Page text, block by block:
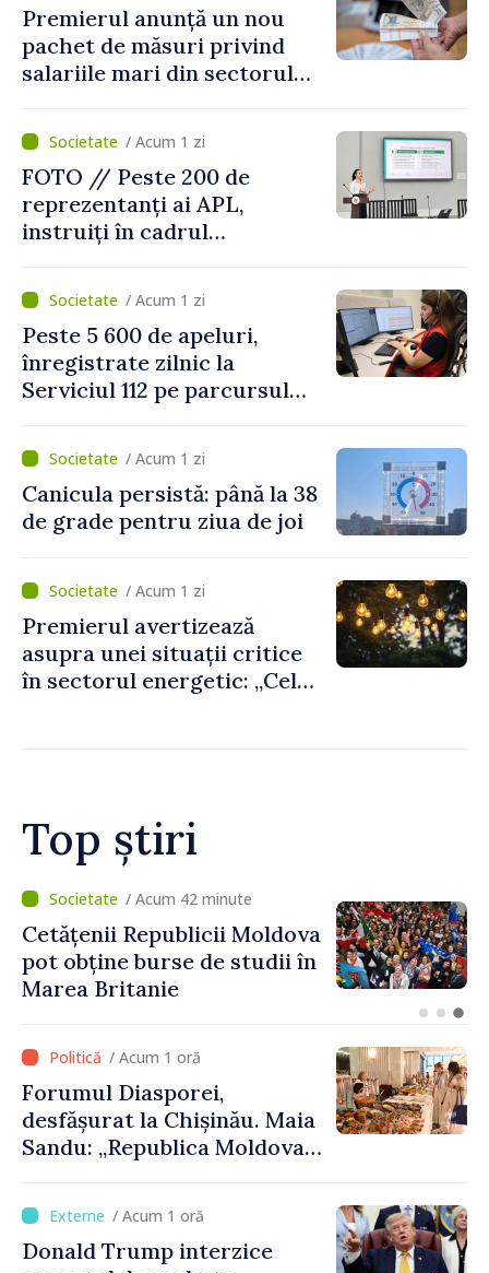
Premierul anunță un nou
pachet de măsuri privind
salariile mari din sectorul
/ Acum 1 zi
FOTO // Peste 200 de
reprezentanți ai APL,
instruiți în cadrul
Mediu privind aplicarea a
două regulamente din
domeniu
/ Acum 1 zi
Peste 5 600 de apeluri,
înregistrate zilnic la
Serviciul 112 pe parcursul
cetățeni au solicitat
ambulanța/ Acum 1 zi
Canicula persistă: până la 38
de grade pentru ziua de joi
/ Acum 1 zi
Premierul avertizează
asupra unei situații critice
în sectorul energetic: „Cel
Top știri
/ Acum 16 minute
Speakerul Igor Grosu, la
Forumul Diasporei: „R.
Moldova face eforturi,
prin cetățenii săi de acasă și
de peste hotare, că merită să
devină parte a marii familii
europene”
/ Acum 1 oră
Forumul Diasporei,
desfășurat la Chișinău. Maia
Sandu: „Republica Moldova
iar diaspora poate juca un
rol important în promovarea
și susținerea acestui
/ Acum 1 oră
Donald Trump interzice